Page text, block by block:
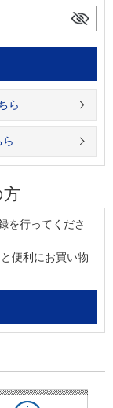
ら
方
を行ってくださ
便利にお買い物